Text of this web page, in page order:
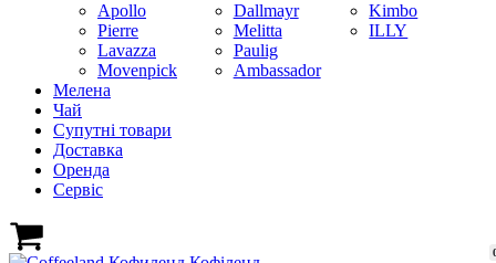
Apollo
Pierre
Lavazza
Movenpick
Dallmayr
Melitta
Paulig
Ambassador
Kimbo
ILLY
Мелена
Чай
Супутні товари
Доставка
Оренда
Cервіс
Кошик